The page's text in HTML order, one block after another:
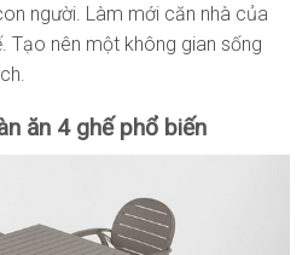
người. Làm mới căn nhà của
Tạo nên một không gian sống
ăn 4 ghế phổ biến